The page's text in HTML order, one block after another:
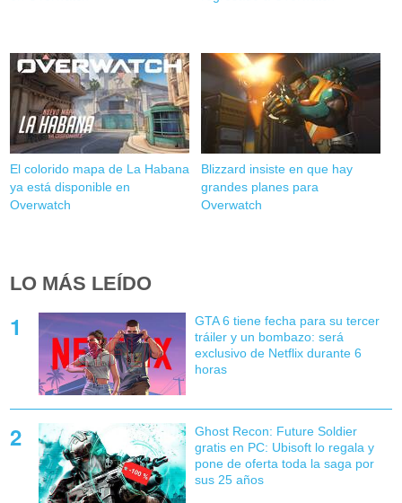
El colorido mapa de La Habana
ya está disponible en
Overwatch
Blizzard insiste en que hay
grandes planes para
Overwatch
LO MÁS LEÍDO
GTA 6 tiene fecha para su tercer
tráiler y un bombazo: será
exclusivo de Netflix durante 6
horas
Ghost Recon: Future Soldier
gratis en PC: Ubisoft lo regala y
pone de oferta toda la saga por
sus 25 años